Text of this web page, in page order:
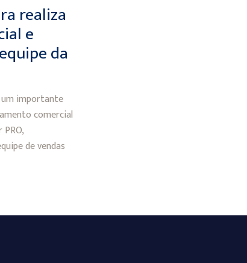
realiza
e
da
importante
comercial
de vendas